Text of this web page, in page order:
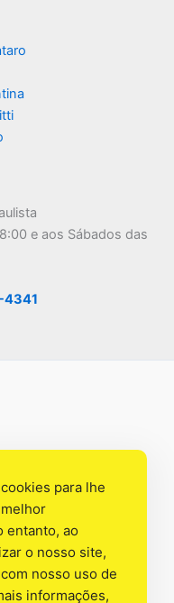
e aos Sábados das
4341
para lhe
entanto, ao
o nosso site,
nosso uso de
informações,